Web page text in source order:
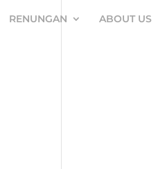
RENUNGAN ABOUT US